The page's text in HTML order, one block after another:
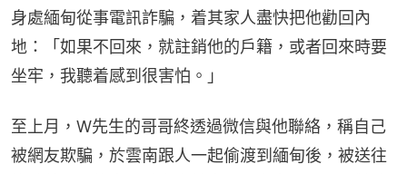
身處緬甸從事電訊詐騙，着其家人盡快把他勸回內
地：「如果不回來，就註銷他的戶籍，或者回來時要
坐牢，我聽着感到很害怕。」
至上月，W先生的哥哥終透過微信與他聯絡，稱自己
被網友欺騙，於雲南跟人一起偷渡到緬甸後，被送往